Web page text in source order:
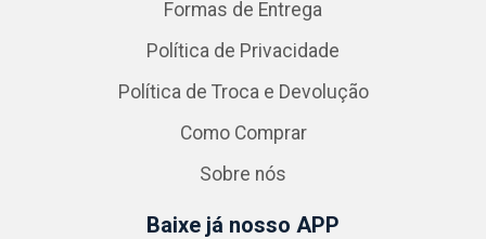
Formas de Entrega
Política de Privacidade
Política de Troca e Devolução
Como Comprar
Sobre nós
Baixe já nosso APP